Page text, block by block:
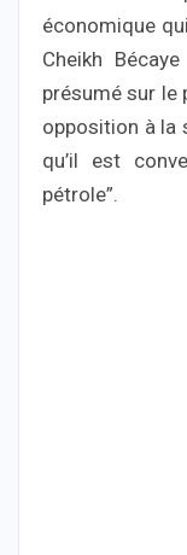
économique
Cheikh
présumé sur le
opposition à la
qu’il est
pétrole”.